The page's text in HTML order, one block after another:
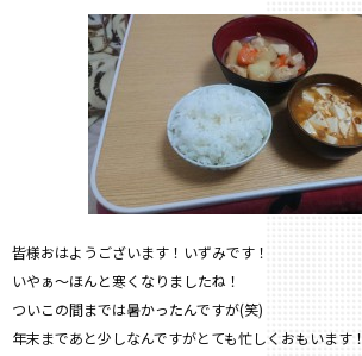
皆様おはようございます！いずみです！
いやぁ～ほんと寒くなりましたね！
ついこの間までは暑かったんですが(笑)
年末まであと少しなんですがとても忙しくおもいます！